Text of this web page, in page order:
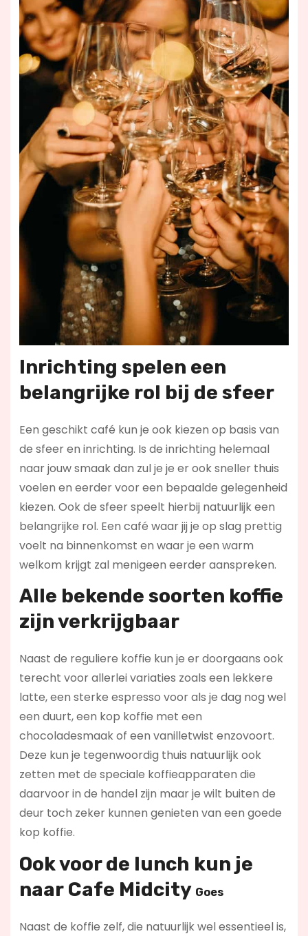
Inrichting spelen een
belangrijke rol bij de sfeer
Een geschikt café kun je ook kiezen op basis van
de sfeer en inrichting. Is de inrichting helemaal
naar jouw smaak dan zul je je er ook sneller thuis
voelen en eerder voor een bepaalde gelegenheid
kiezen. Ook de sfeer speelt hierbij natuurlijk een
belangrijke rol. Een café waar jij je op slag prettig
voelt na binnenkomst en waar je een warm
welkom krijgt zal menigeen eerder aanspreken.
Alle bekende soorten koffie
zijn verkrijgbaar
Naast de reguliere koffie kun je er doorgaans ook
terecht voor allerlei variaties zoals een lekkere
latte, een sterke espresso voor als je dag nog wel
een duurt, een kop koffie met een
chocoladesmaak of een vanilletwist enzovoort.
Deze kun je tegenwoordig thuis natuurlijk ook
zetten met de speciale koffieapparaten die
daarvoor in de handel zijn maar je wilt buiten de
deur toch zeker kunnen genieten van een goede
kop koffie.
Ook voor de lunch kun je
naar Cafe Midcity Goes
Naast de koffie zelf, die natuurlijk wel essentieel is,